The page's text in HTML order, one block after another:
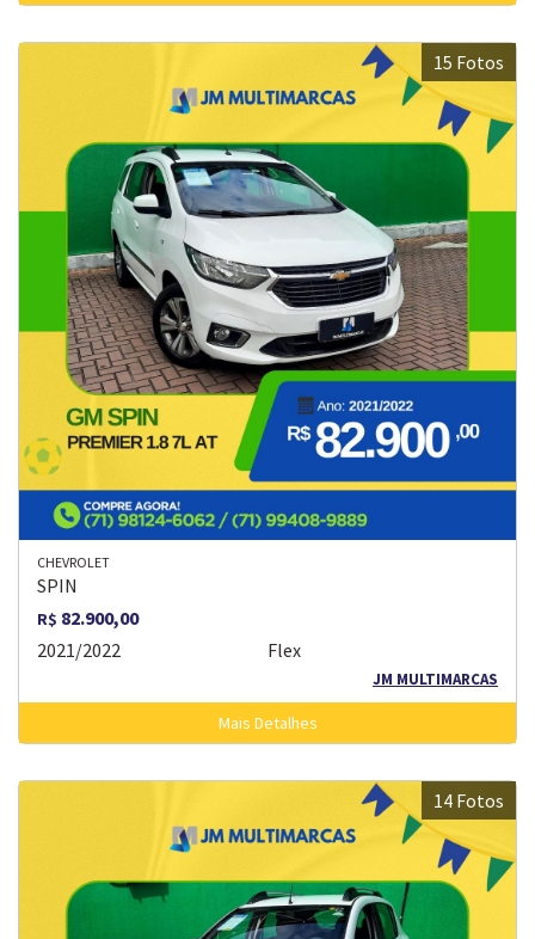
15 Fotos
CHEVROLET
SPIN
R$ 82.900,00
2021/2022
Flex
JM MULTIMARCAS
Mais Detalhes
14 Fotos